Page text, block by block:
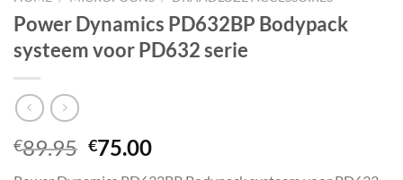
Power Dynamics PD632BP Bodypack
systeem voor PD632 serie
€89.95 Oorspronkelijke
€75.00Huidige